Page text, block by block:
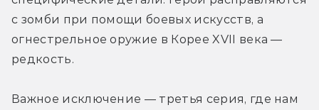
с зомби при помощи боевых искусств, а
огнестрельное оружие в Корее XVII века —
редкость.
Важное исключение — третья серия, где нам